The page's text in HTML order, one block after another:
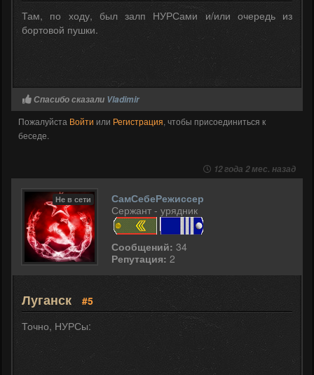
Там, по ходу, был залп НУРСами и/или очередь из
бортовой пушки.
Спасибо сказали Vladimir
Пожалуйста Войти или Регистрация, чтобы присоединиться к
беседе.
12 года 2 мес. назад
Не в сети
СамСебеРежиссер
Сержант - урядник
Сообщений: 34
Репутация: 2
Луганск
#5
Точно, НУРСы: